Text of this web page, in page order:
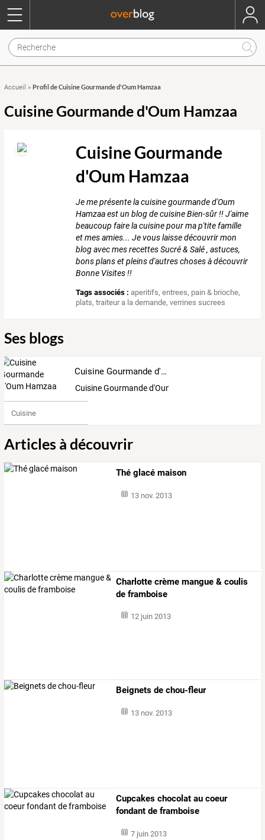
Accueil » Profil de Cuisine Gourmande d'Oum Hamzaa
Cuisine Gourmande d'Oum Hamzaa
Cuisine Gourmande
d'Oum Hamzaa
Je me présente la cuisine gourmande d'Oum
Hamzaa est un blog de cuisine Bien-sûr !! J'aime
beaucoup faire la cuisine pour ma p'tite famille
et mes amies... Je vous laisse découvrir mon
blog avec mes recettes Sucré & Salé , astuces,
bons plans et pleins d'autres choses à découvrir
Bonne Visites !!
Tags associés : aperitifs,entrees, pain & brioche,
plats,traiteur a la demande,verrines sucrees
Ses blogs
Cuisine Gourmande d'Oum Hamzaa
Cuisine Gourmande d'Oum Hamzaa
Cuisine
Articles à découvrir
Thé glacé maison
13 nov. 2013
Charlotte crème mangue & coulis
de framboise
12 juin 2013
Beignets de chou-fleur
13 nov. 2013
Cupcakes chocolat au coeur
fondant de framboise
7 juin 2013